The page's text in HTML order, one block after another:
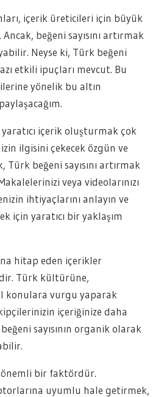
içerik üreticileri için büyük
beğeni sayısını artırmak
Neyse ki, Türk beğeni
etkili ipuçları mevcut. Bu
yönelik bu altın
içerik oluşturmak çok
ilgisini çekecek özgün ve
beğeni sayısını artırmak
veya videolarınızı
ihtiyaçlarını anlayın ve
için yaratıcı bir yaklaşım
hitap eden içerikler
Türk kültürüne,
konulara vurgu yaparak
içeriğinize daha
sayısının organik olarak
önemli bir faktördür.
uyumlu hale getirmek,